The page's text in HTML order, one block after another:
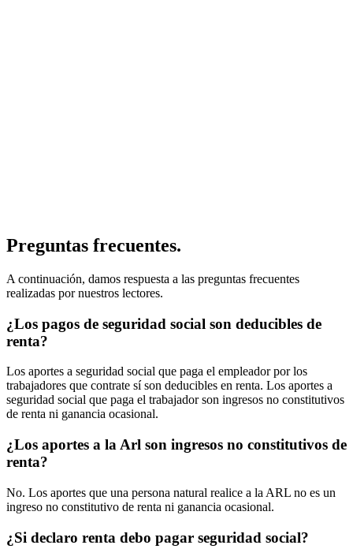
Preguntas frecuentes.
A continuación, damos respuesta a las preguntas frecuentes
realizadas por nuestros lectores.
¿Los pagos de seguridad social son deducibles de
renta?
Los aportes a seguridad social que paga el empleador por los
trabajadores que contrate sí son deducibles en renta. Los aportes a
seguridad social que paga el trabajador son ingresos no constitutivos
de renta ni ganancia ocasional.
¿Los aportes a la Arl son ingresos no constitutivos de
renta?
No. Los aportes que una persona natural realice a la ARL no es un
ingreso no constitutivo de renta ni ganancia ocasional.
¿Si declaro renta debo pagar seguridad social?